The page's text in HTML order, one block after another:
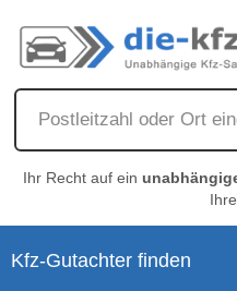
Ihr Recht auf ein
Kfz-Gutachter finden